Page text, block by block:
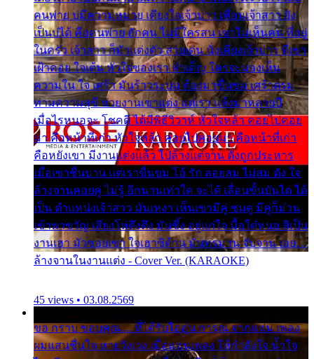
คนพ่าย บ่มีความหมาย เคียงใจเจ้าบ่าว เพื่อนเจ้าสาว ยัง
เป็นบ่ได้ คือคนพ่าย ฮักคน ไม่มีใครสน เขาไม่เห็นคน ที่อยู่
ในครัว เจ้าสาว ก็มัวแต่งตัว สวยเด่น นั่งเคียงเจ้าบ่าว ที่เขา
เฝ้าคอย ใจเต้น หัวใจของเรา ลำเค็ญ ใครจะมองเห็น
ความใน ใจ เศร้า มันร้าวระบม ต้องมาขื่นขม เศร้าตรม
ท่ามความสุขี ช่วยงานเขาแต่ง แต่เรา แล้งมาหลายปี
เมื่อไรหนอจะ โชคดี ได้มีพิธีวิวาห์ หัวใจหล้า คอยไปคอย
มา คือหน้าที่เก่า หัวใจหล้า คอยไปคอยมา คือหน้าที่เก่า
คือหยังเขา มีงานแต่งแล้ว ไปล้างแต่จาน ดั่งถูกประหาร
เมื่อเขาชื่นบาน แต่เราขื่นขม โอ้ รัก ลอยลม ไม่สม ดัง ใจ
ล้างจานคอยคู่ ไม่รู้ อีกนานเท่าใด จะได้ เลื่อนขั้นบันได ได้
เป็น ตำแหน่งเจ้าสาว มันเหงา เห็นเขามีคู่ ซมดู มีคู่ก็ม่วน
เข้าพาขวัญ เสียงโห่ตึงตึง มันซึ้ง อยู่แก่ใจ มื้อใด๋หนอ สิเป็น
งานเฮา มัวซอยเขา ใจเฮาซิด้าน มันทรมาน จับจาน เอย…
ล้างจานในงานแต่ง - Cover Ver. (KARAOKE)
45 views • 03.08.2569
ขอ กราบ ขอบคุณ.... ที่ได้รับไออุ่น การุณ จากแฟน เพลง
ผมแสนชื่นใจ หายวังเวง เมื่อแฟนเพลง ให้กำลังใจ น้ำใจ